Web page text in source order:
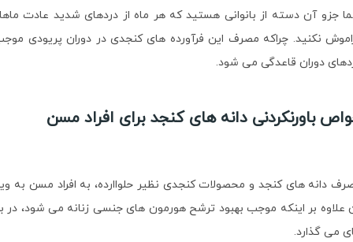
جزو آن دسته از بانوانی هستید که هر ماه از دردهای شدید عادت
نکنید. چراکه مصرف این فرآورده های کنجدی در دوران
دوران قاعدگی می شود.
باورنکردنی دانه های کنجد برای افراد مسن
دانه های کنجد و محصولات کنجدی نظیر حلواارده، به افراد مسن به
علاوه بر اینکه موجب بهبود ترشح هورمون های جنسی زنانه می شود، در
می گذارد.